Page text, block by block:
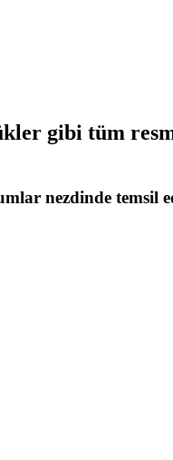
gibi tüm
nezdinde temsil